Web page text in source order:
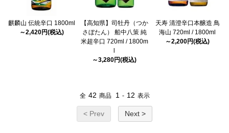
麒麟山 伝統辛口 1800ml
～2,420円(税込)
【高知県】司牡丹（つか
さぼたん） 船中八策 純
米超辛口 720ml / 1800m
～3,280円(税込)
天寿 清澄辛口本醸造 鳥
海山 720ml / 1800ml
～2,200円(税込)
全 42 商品 1 - 12 表示
< Prev Next >